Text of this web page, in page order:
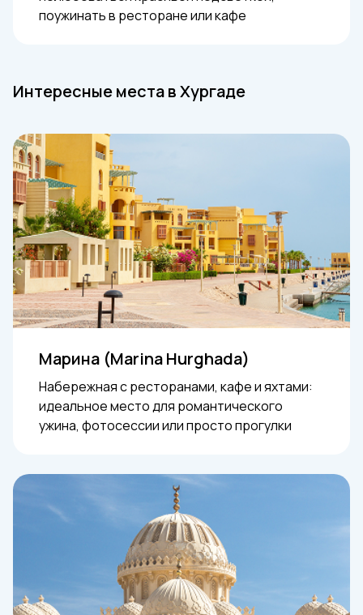
поужинать в ресторане или кафе
Интересные места в Хургаде
Марина (Marina Hurghada)
Набережная с ресторанами, кафе и яхтами:
идеальное место для романтического
ужина, фотосессии или просто прогулки